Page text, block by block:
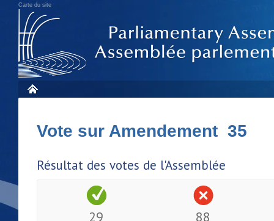
Carte du site
Vote sur Amendement 35
Résultat des votes de l'Assemblée
29 88